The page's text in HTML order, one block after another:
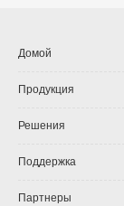
Домой
Продукция
Решения
Поддержка
Партнеры